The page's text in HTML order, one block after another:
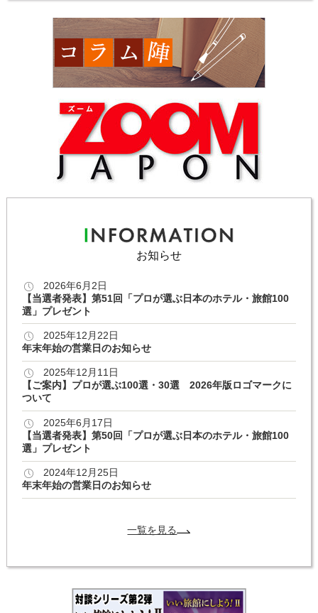
お知らせ
2026年6月2日
【当選者発表】第51回「プロが選ぶ日本のホテル・旅館100
選」プレゼント
2025年12月22日
年末年始の営業日のお知らせ
2025年12月11日
【ご案内】プロが選ぶ100選・30選 2026年版ロゴマークに
ついて
2025年6月17日
【当選者発表】第50回「プロが選ぶ日本のホテル・旅館100
選」プレゼント
2024年12月25日
年末年始の営業日のお知らせ
一覧を見る